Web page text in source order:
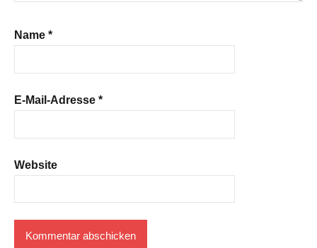
Name *
E-Mail-Adresse *
Website